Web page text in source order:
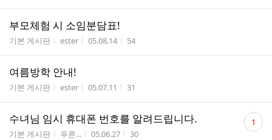
부모체험 시 소임분담표!
게시판명
기본 게시판 작성자
ester 작성시간
05.08.14 조회수
54
여름방학 안내!
게시판명
기본 게시판 작성자
ester 작성시간
05.07.11 조회수
31
수녀님 임시 휴대폰 번호를 알려드립니다.
게시판명
기본 게시판 작성자
푸른... 작성시간
05.06.27 조회수
30
댓
글 1